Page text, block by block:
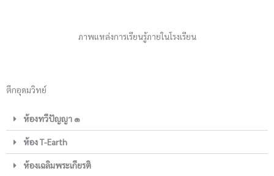
ภาพแหล่งการเรียนรู้ภายในโรงเรียน
ตึกอุดมวิทย์
ห้องทวีปัญญา ๑
ห้อง T-Earth
ห้องเฉลิมพระเกียรติ